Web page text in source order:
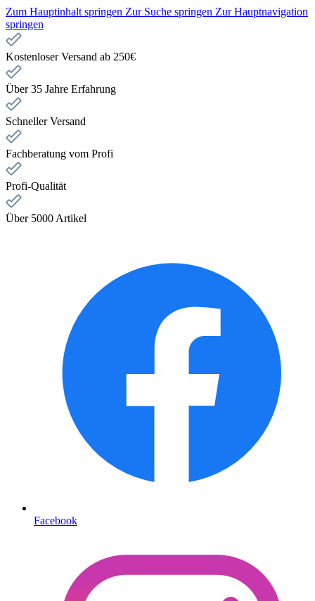
Zum Hauptinhalt springen Zur Suche springen Zur Hauptnavigation
springen
Kostenloser Versand ab 250€
Über 35 Jahre Erfahrung
Schneller Versand
Fachberatung vom Profi
Profi-Qualität
Über 5000 Artikel
Facebook